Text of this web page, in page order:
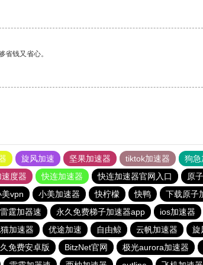
省钱又省心。
旋风加速 坚果加速器 tiktok加速器 狗急
度器 快连加速器 快连加速器官网入口 原
美vpn 小美加速器 快柠檬 快鸭 下载原子
雷霆加器速 永久免费梯子加速器app ios加速器
加速器 优途加速 自由鲸 云帆加速器 旋
免费安卓版 BitzNet官网 极光aurora加速器